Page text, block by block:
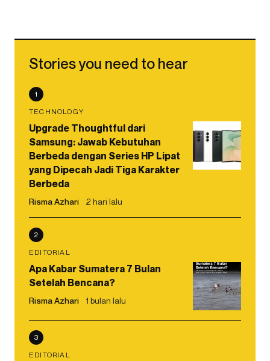
Stories you need to hear
1
TECHNOLOGY
Upgrade Thoughtful dari
Samsung: Jawab Kebutuhan
Berbeda dengan Series HP Lipat
yang Dipecah Jadi Tiga Karakter
Berbeda
Risma Azhari 2 hari lalu
2
EDITORIAL
Apa Kabar Sumatera 7 Bulan
Setelah Bencana?
Risma Azhari 1 bulan lalu
3
EDITORIAL